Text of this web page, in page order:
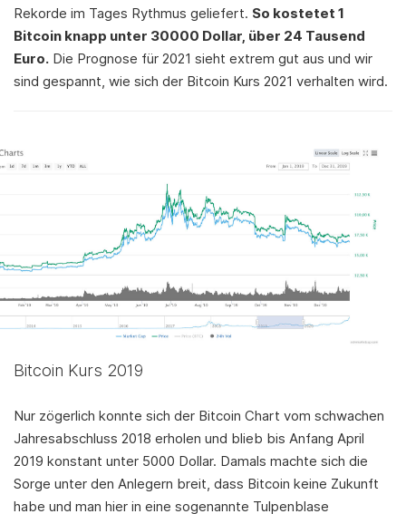
Rekorde im Tages Rythmus geliefert. So kostetet 1
Bitcoin knapp unter 30000 Dollar, über 24 Tausend
Euro. Die Prognose für 2021 sieht extrem gut aus und wir
sind gespannt, wie sich der Bitcoin Kurs 2021 verhalten wird.
Bitcoin Kurs 2019
Nur zögerlich konnte sich der Bitcoin Chart vom schwachen
Jahresabschluss 2018 erholen und blieb bis Anfang April
2019 konstant unter 5000 Dollar. Damals machte sich die
Sorge unter den Anlegern breit, dass Bitcoin keine Zukunft
habe und man hier in eine sogenannte Tulpenblase